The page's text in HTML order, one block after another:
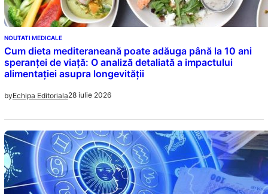
NOUTATI MEDICALE
Cum dieta mediteraneană poate adăuga până la 10 ani
speranței de viață: O analiză detaliată a impactului
alimentației asupra longevității
byEchipa Editoriala28 iulie 2026